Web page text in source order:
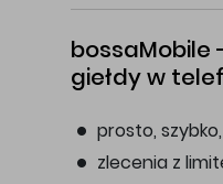
bossaMobile
giełdy w
prosto,
zlecenia z